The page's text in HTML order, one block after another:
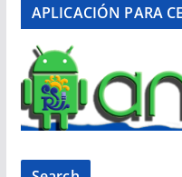
APLICACIÓN PARA